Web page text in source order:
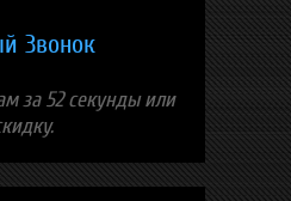
Звонок
за 52 секунды или